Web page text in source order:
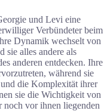
und Levi eine
Verbündeter beim
Dynamik wechselt von
sie alles andere als
anderen entdecken. Ihre
während sie
die Komplexität ihrer
sie die Wichtigkeit von
noch vor ihnen liegenden